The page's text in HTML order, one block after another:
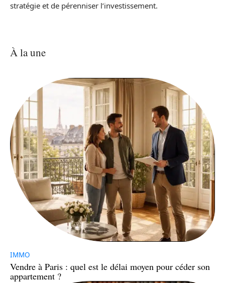
stratégie et de pérenniser l’investissement.
À la une
IMMO
Vendre à Paris : quel est le délai moyen pour céder son
appartement ?